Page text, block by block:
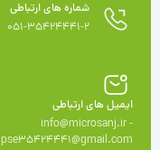
شماره های ارتباطی
051-35424441-2
ایمیل های ارتباطی
info@microsanj.ir -
pse35424441@gmail.com